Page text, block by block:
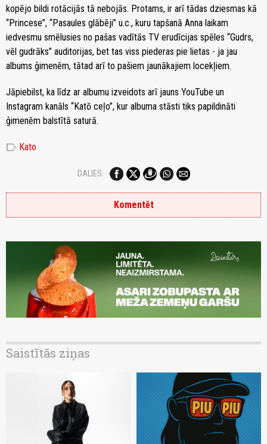
kopējo bildi rotācijās tā nebojās. Protams, ir arī tādas dziesmas kā
“Princese”, “Pasaules glābēji” u.c., kuru tapšanā Anna laikam
iedvesmu smēlusies no pašas vadītās TV erudīcijas spēles “Gudrs,
vēl gudrāks” auditorijas, bet tas viss piederas pie lietas - ja jau
albums ģimenēm, tātad arī to pašiem jaunākajiem locekļiem.
Jāpiebilst, ka līdz ar albumu izveidots arī jauns YouTube un
Instagram kanāls “Katō ceļo”, kur albuma stāsti tiks papildināti
ģimenēm balstītā saturā.
label Kato
DALIES:
Komentēt
Saistītās ziņas